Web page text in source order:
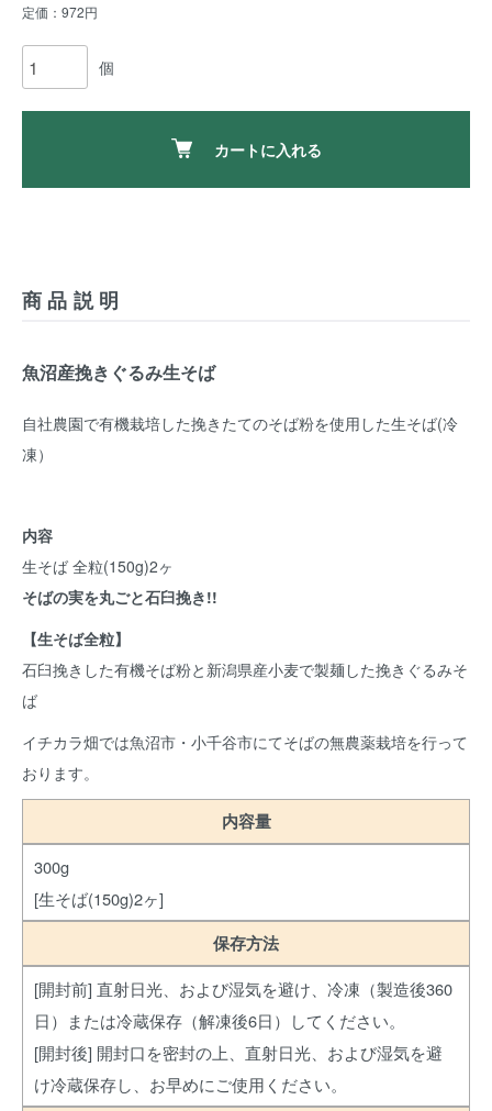
定価：972円
個
カートに入れる
商品説明
魚沼産挽きぐるみ生そば
自社農園で有機栽培した挽きたてのそば粉を使用した生そば(冷
凍）
内容
生そば 全粒(150g)2ヶ
そばの実を丸ごと石臼挽き!!
【生そば全粒】
石臼挽きした有機そば粉と新潟県産小麦で製麺した挽きぐるみそ
ば
イチカラ畑では魚沼市・小千谷市にてそばの無農薬栽培を行って
おります。
内容量
300g
[生そば(150g)2ヶ]
保存方法
[開封前] 直射日光、および湿気を避け、冷凍（製造後360
日）または冷蔵保存（解凍後6日）してください。
[開封後] 開封口を密封の上、直射日光、および湿気を避
け冷蔵保存し、お早めにご使用ください。